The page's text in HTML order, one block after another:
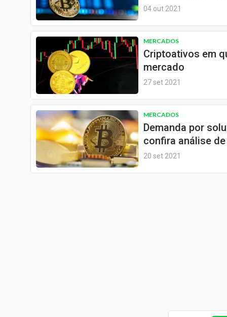
04 out 2021
MERCADOS
Criptoativos em
mercado
27 set 2021
MERCADOS
Demanda por
confira análise
20 set 2021